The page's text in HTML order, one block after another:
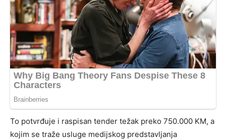
To potvrđuje i raspisan tender težak preko 750.000 KM, a
kojim se traže usluge medijskog predstavljanja